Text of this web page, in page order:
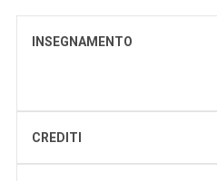
INSEGNAMENTO
CREDITI